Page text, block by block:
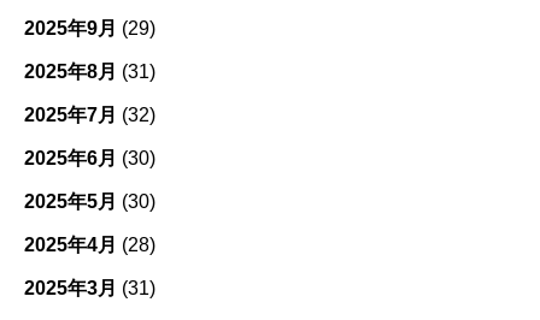
2025年9月 (29)
2025年8月 (31)
2025年7月 (32)
2025年6月 (30)
2025年5月 (30)
2025年4月 (28)
2025年3月 (31)